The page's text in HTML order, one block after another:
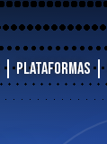
Plataformas